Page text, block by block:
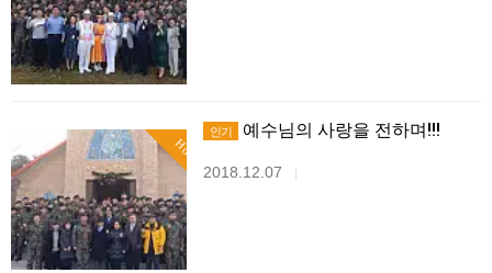
Hot
인기 예수님의 사랑을 전하며!!!
2018.12.07 |